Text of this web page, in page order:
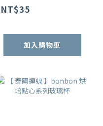
NT$35
加入購物車